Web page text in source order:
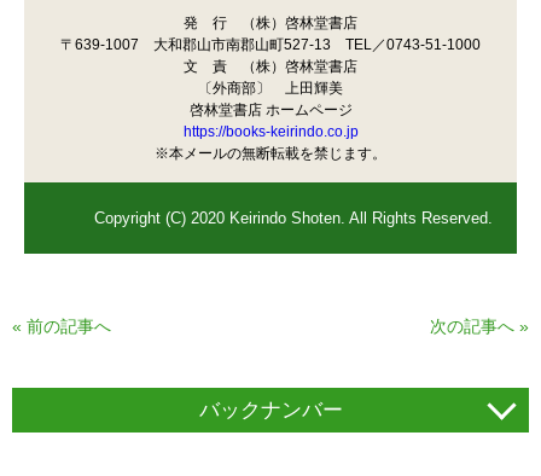
発 行 （株）啓林堂書店
〒639-1007 大和郡山市南郡山町527-13 TEL／0743-51-1000
文 責 （株）啓林堂書店
〔外商部〕 上田輝美
啓林堂書店 ホームページ
https://books-keirindo.co.jp
※本メールの無断転載を禁じます。
Copyright (C) 2020 Keirindo Shoten. All Rights Reserved.
« 前の記事へ 次の記事へ »
バックナンバー